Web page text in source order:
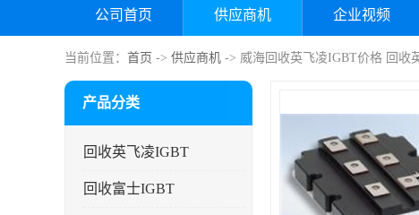
公司首页 供应商机 企业视频
当前位置： 首页 -> 供应商机 -> 威海回收英飞凌IGBT价格 回收
产品分类
回收英飞凌IGBT
回收富士IGBT